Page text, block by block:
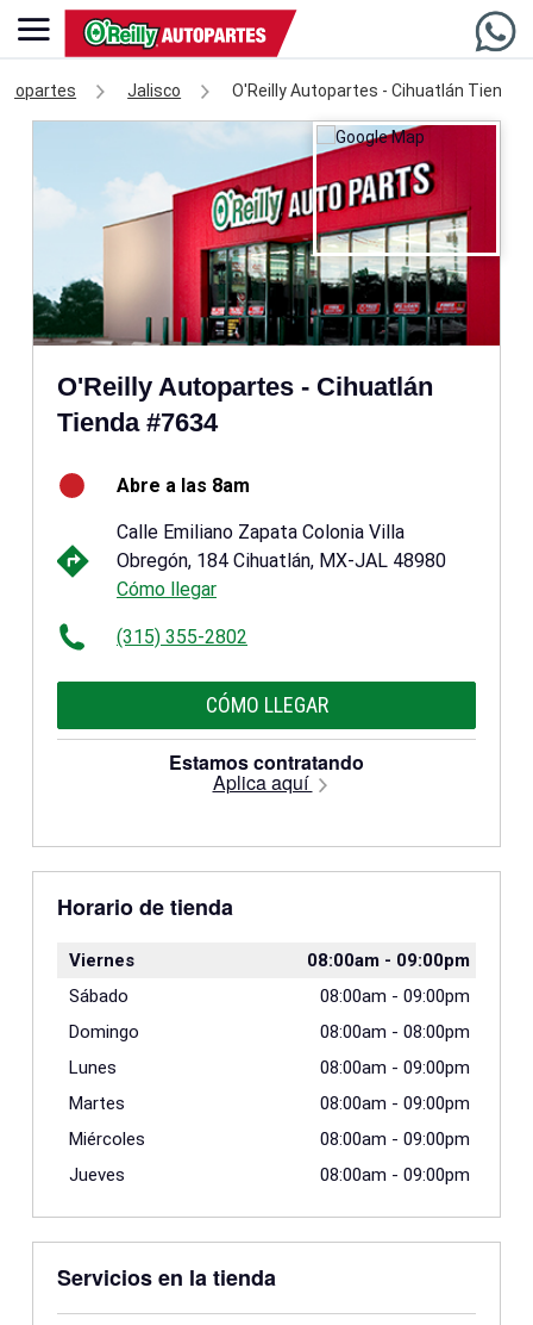
Jalisco O'Reilly Autopartes - Cihuatlán Tienda
O'Reilly Autopartes - Cihuatlán
Tienda #7634
Abre a las 8am
Calle Emiliano Zapata Colonia Villa
Obregón, 184 Cihuatlán, MX-JAL 48980
Cómo llegar
(315) 355-2802
CÓMO LLEGAR
Estamos contratando
Aplica aquí
Horario de tienda
Viernes 08:00am- 09:00pm
Sábado
08:00am - 09:00pm
Domingo
08:00am - 08:00pm
Lunes
08:00am - 09:00pm
Martes
08:00am - 09:00pm
Miércoles
08:00am - 09:00pm
Jueves
08:00am - 09:00pm
Servicios en la tienda